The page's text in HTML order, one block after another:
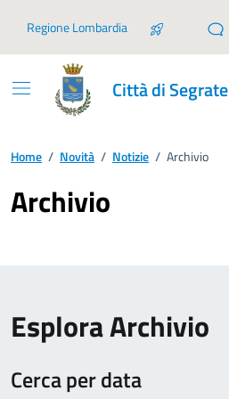
Regione Lombardia
Città di Segrate
Home / Novità / Notizie / Archivio
Archivio
Esplora Archivio
Cerca per data